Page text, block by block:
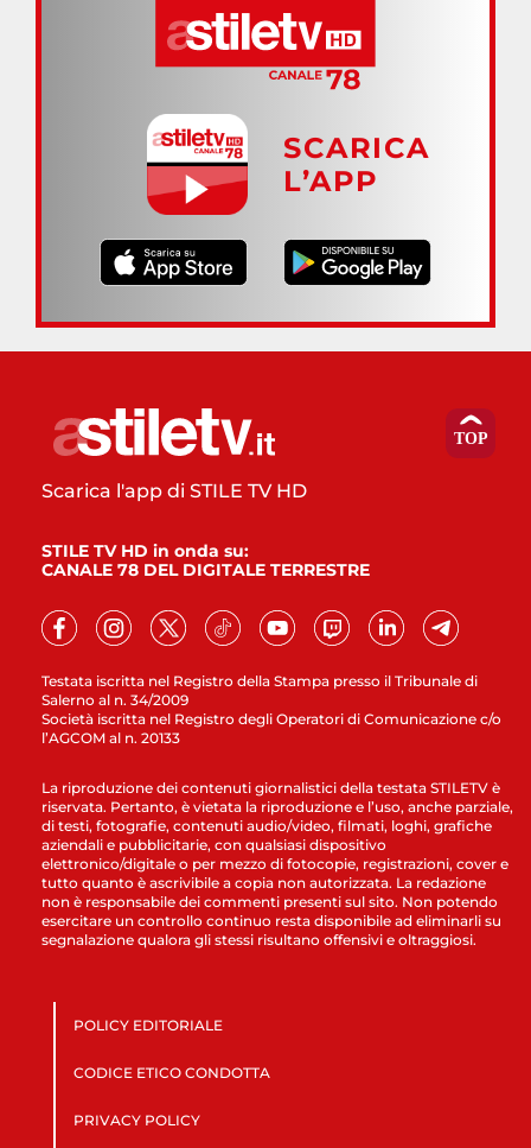
SCARICA
L’APP
Testata iscritta nel Registro della Stampa presso il Tribunale di
Salerno al n. 34/2009
Società iscritta nel Registro degli Operatori di Comunicazione c/o
l’AGCOM al n. 20133
Scarica l'app di STILE TV HD
STILE TV HD in onda su:
CANALE 78 DEL DIGITALE TERRESTRE
La riproduzione dei contenuti giornalistici della testata STILETV è
riservata. Pertanto, è vietata la riproduzione e l’uso, anche parziale,
di testi, fotografie, contenuti audio/video, filmati, loghi, grafiche
aziendali e pubblicitarie, con qualsiasi dispositivo
elettronico/digitale o per mezzo di fotocopie, registrazioni, cover e
tutto quanto è ascrivibile a copia non autorizzata. La redazione
non è responsabile dei commenti presenti sul sito. Non potendo
esercitare un controllo continuo resta disponibile ad eliminarli su
segnalazione qualora gli stessi risultano offensivi e oltraggiosi.
POLICY EDITORIALE
CODICE ETICO CONDOTTA
PRIVACY POLICY